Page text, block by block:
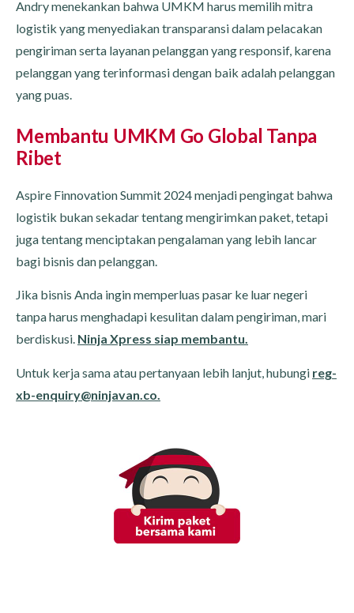
Andry menekankan bahwa UMKM harus memilih mitra
logistik yang menyediakan transparansi dalam pelacakan
pengiriman serta layanan pelanggan yang responsif, karena
pelanggan yang terinformasi dengan baik adalah pelanggan
yang puas.
Membantu UMKM Go Global Tanpa
Ribet
Aspire Finnovation Summit 2024 menjadi pengingat bahwa
logistik bukan sekadar tentang mengirimkan paket, tetapi
juga tentang menciptakan pengalaman yang lebih lancar
bagi bisnis dan pelanggan.
Jika bisnis Anda ingin memperluas pasar ke luar negeri
tanpa harus menghadapi kesulitan dalam pengiriman, mari
berdiskusi. Ninja Xpress siap membantu.
Untuk kerja sama atau pertanyaan lebih lanjut, hubungi reg-
xb-enquiry@ninjavan.co.